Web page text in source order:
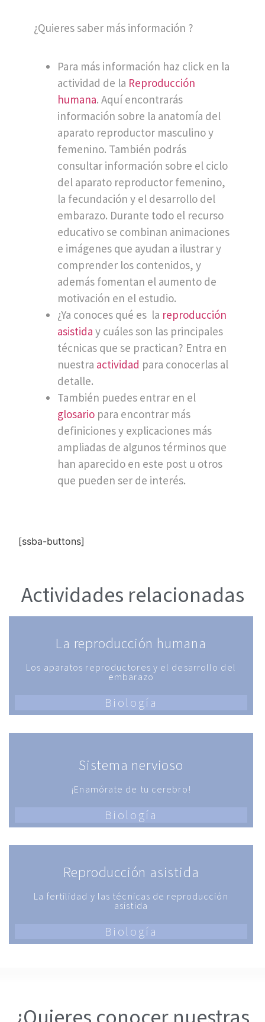
¿Quieres saber más información ?
Para más información haz click en la
actividad de la Reproducción
humana. Aquí encontrarás
información sobre la anatomía del
aparato reproductor masculino y
femenino. También podrás
consultar información sobre el ciclo
del aparato reproductor femenino,
la fecundación y el desarrollo del
embarazo. Durante todo el recurso
educativo se combinan animaciones
e imágenes que ayudan a ilustrar y
comprender los contenidos, y
además fomentan el aumento de
motivación en el estudio.
¿Ya conoces qué es la reproducción
asistida y cuáles son las principales
técnicas que se practican? Entra en
nuestra actividad para conocerlas al
detalle.
También puedes entrar en el
glosario para encontrar más
definiciones y explicaciones más
ampliadas de algunos términos que
han aparecido en este post u otros
que pueden ser de interés.
[ssba-buttons]
Actividades relacionadas
La reproducción humana
Los aparatos reproductores y el desarrollo del
embarazo
Biología
Sistema nervioso
¡Enamórate de tu cerebro!
Biología
Reproducción asistida
La fertilidad y las técnicas de reproducción
asistida
Biología